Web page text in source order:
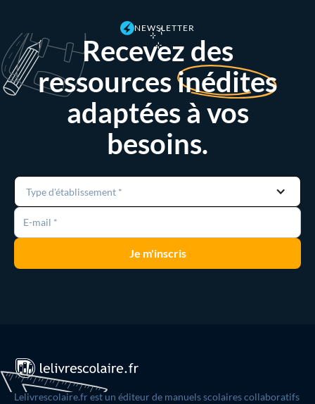
NEWSLETTER
Recevez des
ressourcesinédites
adaptées à vos
besoins.
Type d'établissement *
Lelivrescolaire.fr est un éditeur de manuels scolaires collaboratifs